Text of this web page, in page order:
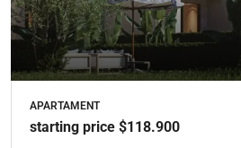
APARTAMENT
starting price $118.900